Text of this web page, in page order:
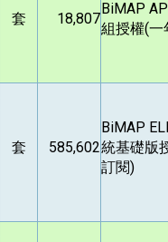
套 18,807
BiMAP
組授權(一
套 585,602
BiMAP
統基礎版
訂閱)